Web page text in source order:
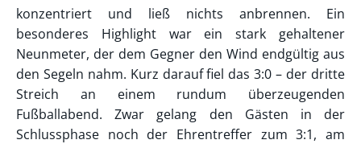
konzentriert und ließ nichts anbrennen. Ein
besonderes Highlight war ein stark gehaltener
Neunmeter, der dem Gegner den Wind endgültig aus
den Segeln nahm. Kurz darauf fiel das 3:0 – der dritte
Streich an einem rundum überzeugenden
Fußballabend. Zwar gelang den Gästen in der
Schlussphase noch der Ehrentreffer zum 3:1, am